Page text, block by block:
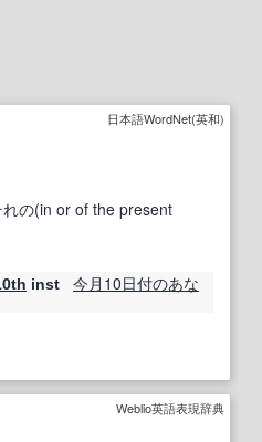
日本語WordNet(英和)
の(in or of the present
inst 今月 10日付のあな
Weblio英語表現辞典